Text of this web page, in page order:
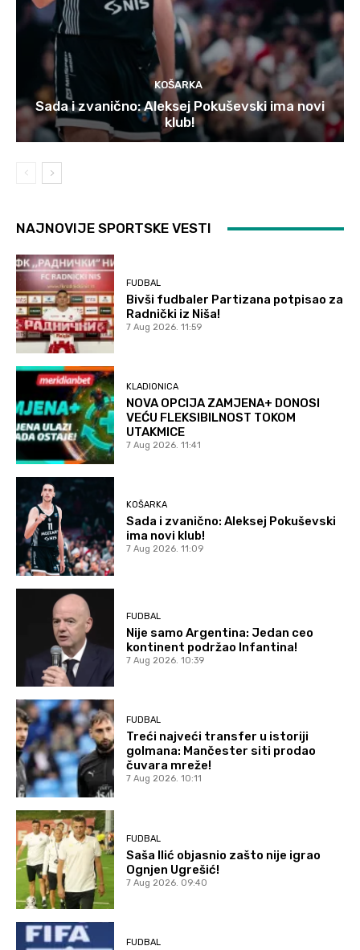
KOŠARKA
Sada i zvanično: Aleksej Pokuševski ima novi
klub!
NAJNOVIJE SPORTSKE VESTI
FUDBAL
Bivši fudbaler Partizana potpisao za
Radnički iz Niša!
7 Aug 2026. 11:59
KLADIONICA
NOVA OPCIJA ZAMJENA+ DONOSI
VEĆU FLEKSIBILNOST TOKOM
UTAKMICE
7 Aug 2026. 11:41
KOŠARKA
Sada i zvanično: Aleksej Pokuševski
ima novi klub!
7 Aug 2026. 11:09
FUDBAL
Nije samo Argentina: Jedan ceo
kontinent podržao Infantina!
7 Aug 2026. 10:39
FUDBAL
Treći najveći transfer u istoriji
golmana: Mančester siti prodao
čuvara mreže!
7 Aug 2026. 10:11
FUDBAL
Saša Ilić objasnio zašto nije igrao
Ognjen Ugrešić!
7 Aug 2026. 09:40
FUDBAL